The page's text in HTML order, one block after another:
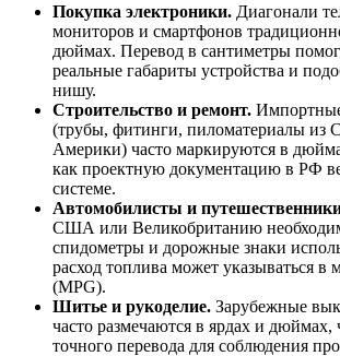
Покупка электроники. Диагонали
мониторов и смартфонов
дюймах. Перевод в сантиметры
реальные габариты устройства и
нишу.
Строительство и ремонт.
(трубы, фитинги, пиломатериалы из
Америки) часто маркируются в
как проектную документацию в РФ
системе.
Автомобилисты и
США или Великобританию
спидометры и дорожные знаки
расход топлива может указываться в
(MPG).
Шитье и рукоделие. Зарубежные
часто размечаются в ярдах и дюймах,
точного перевода для соблюдения